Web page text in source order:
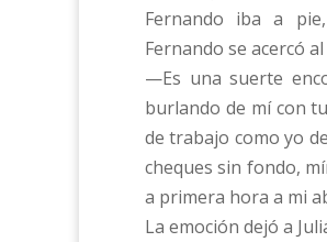
Fernando iba a
Fernando se acercó al
—Es una suerte
burlando de mí con
de trabajo como yo
cheques sin fondo,
a primera hora a mi
La emoción dejó a